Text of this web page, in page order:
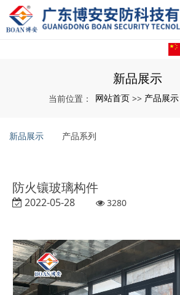
新品展示
当前位置： 网站首页 >> 产品展示
新品展示 产品系列
防火镶玻璃构件
2022-05-28 3280